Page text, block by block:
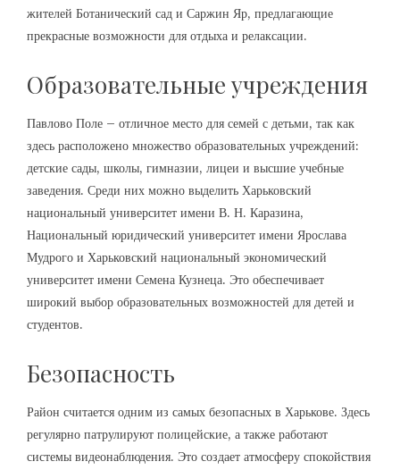
жителей Ботанический сад и Саржин Яр, предлагающие
прекрасные возможности для отдыха и релаксации.
Образовательные учреждения
Павлово Поле – отличное место для семей с детьми, так как
здесь расположено множество образовательных учреждений:
детские сады, школы, гимназии, лицеи и высшие учебные
заведения. Среди них можно выделить Харьковский
национальный университет имени В. Н. Каразина,
Национальный юридический университет имени Ярослава
Мудрого и Харьковский национальный экономический
университет имени Семена Кузнеца. Это обеспечивает
широкий выбор образовательных возможностей для детей и
студентов.
Безопасность
Район считается одним из самых безопасных в Харькове. Здесь
регулярно патрулируют полицейские, а также работают
системы видеонаблюдения. Это создает атмосферу спокойствия